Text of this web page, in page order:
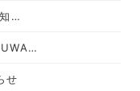
…
せ